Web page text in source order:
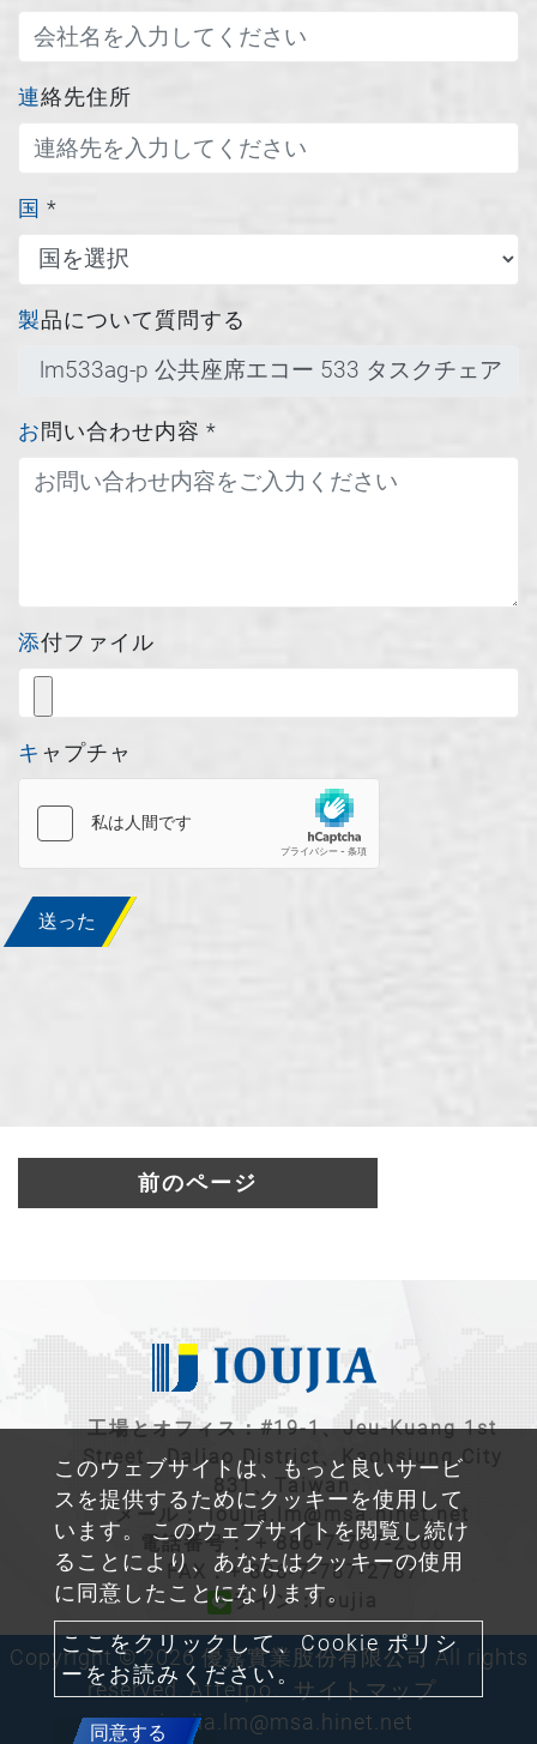
連絡先住所
*
製品について質問する
お問い合わせ内容 *
添付ファイル
キャプチャ
送った
前のページ
このウェブサイトは、もっと良いサービ
スを提供するためにクッキーを使用して
います。 このウェブサイトを閲覧し続け
ることにより、あなたはクッキーの使用
に同意したことになります。
ここをクリックして、Cookie ポリシ
ーをお読みください。
同意する
工場とオフィス：#19-1、Jeu-Kuang 1st
Street、Daliao District、Kaohsiung City
831、Taiwan。
メール：ioujia.lm@msa.hinet.net
電話番号：+ 886-7-787-2366
FAX：+ 886-7-787-2787
ライン：ioujia
Copyright © 2026 優嘉實業股份有限公司 All rights
reserved.Atteipo. サイトマップ
ioujia.lm@msa.hinet.net